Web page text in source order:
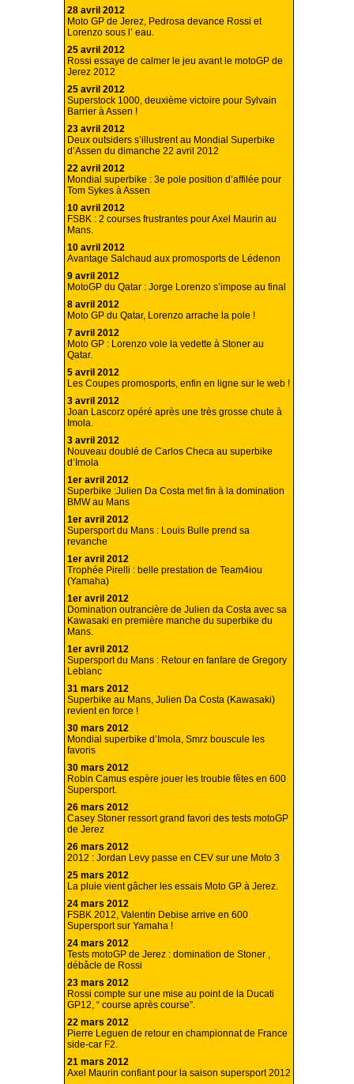
28 avril 2012
Moto GP de Jerez, Pedrosa devance Rossi et
Lorenzo sous l’ eau.
25 avril 2012
Rossi essaye de calmer le jeu avant le motoGP de
Jerez 2012
25 avril 2012
Superstock 1000, deuxième victoire pour Sylvain
Barrier à Assen !
23 avril 2012
Deux outsiders s’illustrent au Mondial Superbike
d’Assen du dimanche 22 avril 2012
22 avril 2012
Mondial superbike : 3e pole position d’affilée pour
Tom Sykes à Assen
10 avril 2012
FSBK : 2 courses frustrantes pour Axel Maurin au
Mans.
10 avril 2012
Avantage Salchaud aux promosports de Lédenon
9 avril 2012
MotoGP du Qatar : Jorge Lorenzo s’impose au final
8 avril 2012
Moto GP du Qatar, Lorenzo arrache la pole !
7 avril 2012
Moto GP : Lorenzo vole la vedette à Stoner au
Qatar.
5 avril 2012
Les Coupes promosports, enfin en ligne sur le web !
3 avril 2012
Joan Lascorz opéré après une très grosse chute à
Imola.
3 avril 2012
Nouveau doublé de Carlos Checa au superbike
d’Imola
1er avril 2012
Superbike :Julien Da Costa met fin à la domination
BMW au Mans
1er avril 2012
Supersport du Mans : Louis Bulle prend sa
revanche
1er avril 2012
Trophée Pirelli : belle prestation de Team4iou
(Yamaha)
1er avril 2012
Domination outrancière de Julien da Costa avec sa
Kawasaki en première manche du superbike du
Mans.
1er avril 2012
Supersport du Mans : Retour en fanfare de Gregory
Leblanc
31 mars 2012
Superbike au Mans, Julien Da Costa (Kawasaki)
revient en force !
30 mars 2012
Mondial superbike d’Imola, Smrz bouscule les
favoris
30 mars 2012
Robin Camus espère jouer les trouble fêtes en 600
Supersport.
26 mars 2012
Casey Stoner ressort grand favori des tests motoGP
de Jerez
26 mars 2012
2012 : Jordan Levy passe en CEV sur une Moto 3
25 mars 2012
La pluie vient gâcher les essais Moto GP à Jerez.
24 mars 2012
FSBK 2012, Valentin Debise arrive en 600
Supersport sur Yamaha !
24 mars 2012
Tests motoGP de Jerez : domination de Stoner ,
débâcle de Rossi
23 mars 2012
Rossi compte sur une mise au point de la Ducati
GP12, “ course après course”.
22 mars 2012
Pierre Leguen de retour en championnat de France
side-car F2.
21 mars 2012
Axel Maurin confiant pour la saison supersport 2012